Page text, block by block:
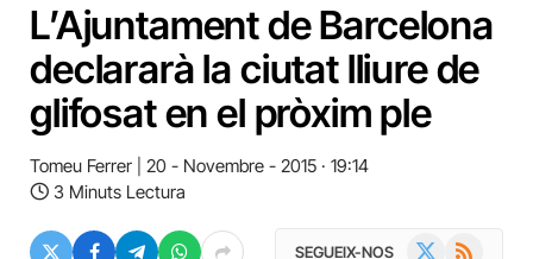
L’Ajuntament de Barcelona
declararà la ciutat lliure de
glifosat en el pròxim ple
Tomeu Ferrer
20 - Novembre - 2015 · 19:14
3 Minuts Lectura
SEGUEIX-NOS RSS